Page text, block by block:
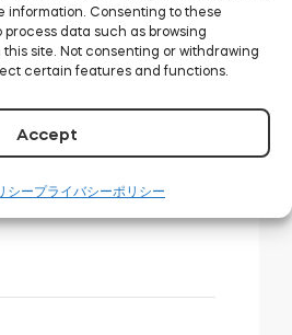
Consenting to these
process data such as browsing
site. Not consenting or withdrawing
certain features and functions.
Accept
シープライバシーポリシー
ポスト:
安心：Tedeeド